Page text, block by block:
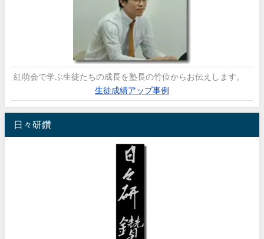
紅萌会で学ぶ生徒たちの成長を塾長の竹位からお伝えします。
生徒成績アップ事例
日々研鑽